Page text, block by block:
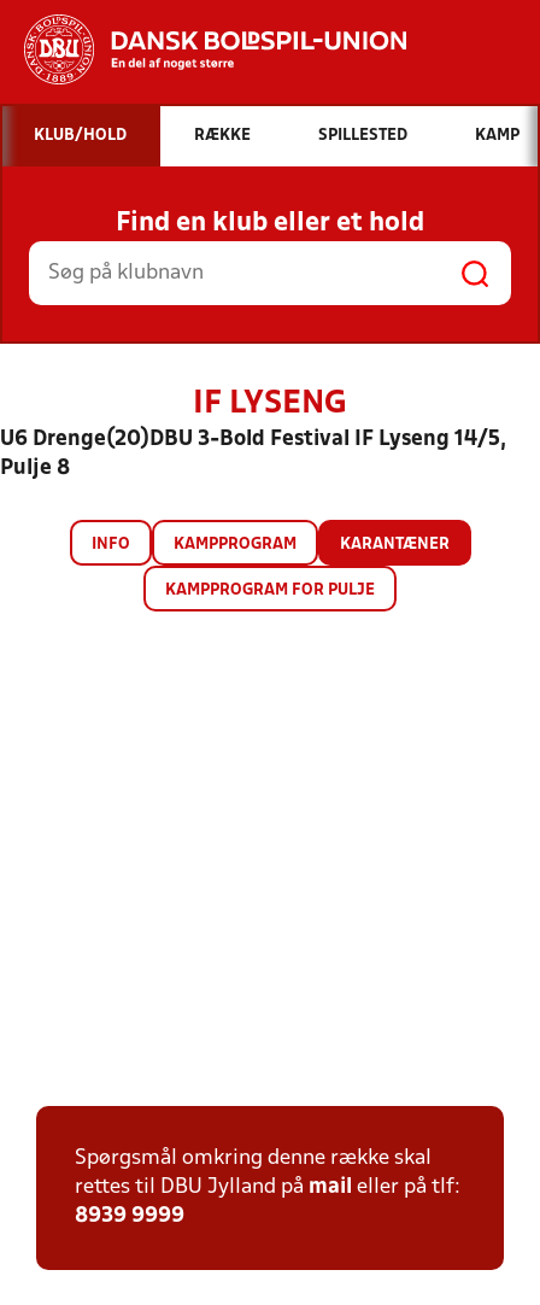
Hvad vil du søge efter?
INDHOLD OG NYHEDER
STILLINGER, RESULTATER, KLUBBER OG
HOLD
KLUB/HOLD RÆKKE SPILLESTED KAMP
Find en klub eller et hold
IF LYSENG
U6 Drenge(20)DBU 3-Bold Festival IF Lyseng 14/5,
Pulje 8
INFO KAMPPROGRAM KARANTÆNER
KAMPPROGRAM FOR PULJE
Spørgsmål omkring denne række skal
rettes til DBU Jylland på mail eller på tlf:
8939 9999